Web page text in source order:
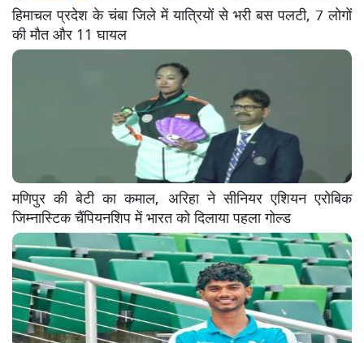
हिमाचल प्रदेश के चंबा जिले में यात्रियों से भरी बस पलटी, 7 लोगों
की मौत और 11 घायल
मणिपुर की बेटी का कमाल, अरिहा ने सीनियर एशियन एरोबिक
जिम्नास्टिक चैंपियनशिप में भारत को दिलाया पहला गोल्ड